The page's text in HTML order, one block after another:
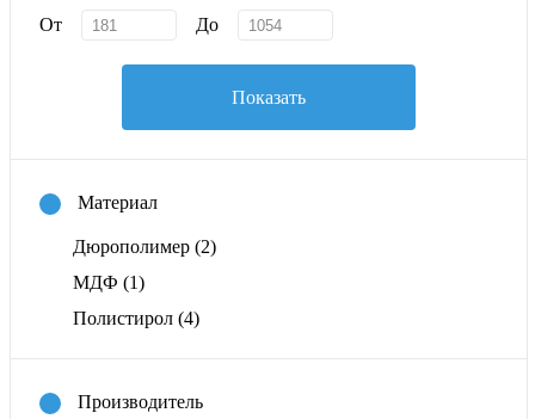
От До
Показать
Материал
Дюрополимер (2)
МДФ (1)
Полистирол (4)
Производитель